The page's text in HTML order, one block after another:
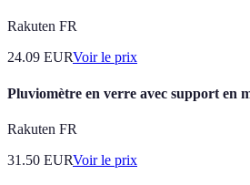
Rakuten FR
24.09 EURVoir le prix
Pluviomètre en verre avec support en
Rakuten FR
31.50 EURVoir le prix